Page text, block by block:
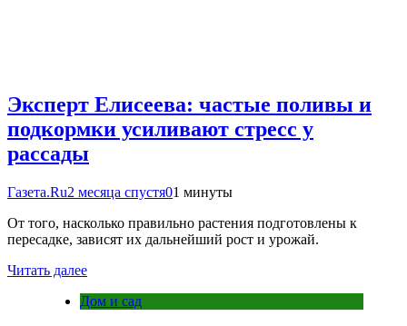
Эксперт Елисеева: частые поливы и
подкормки усиливают стресс у
рассады
Газета.Ru2 месяца спустя01 минуты
От того, насколько правильно растения подготовлены к
пересадке, зависят их дальнейший рост и урожай.
Читать далее
Дом и сад